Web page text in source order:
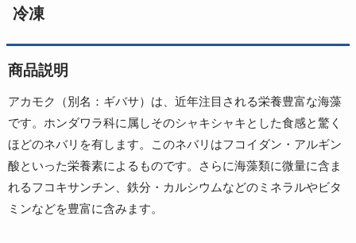
冷凍
商品説明
アカモク（別名：ギバサ）は、近年注目される栄養豊富な海藻
です。ホンダワラ科に属しそのシャキシャキとした食感と驚く
ほどのネバリを有します。このネバリはフコイダン・アルギン
酸といった栄養素によるものです。さらに海藻類に微量に含ま
れるフコキサンチン、鉄分・カルシウムなどのミネラルやビタ
ミンなどを豊富に含みます。